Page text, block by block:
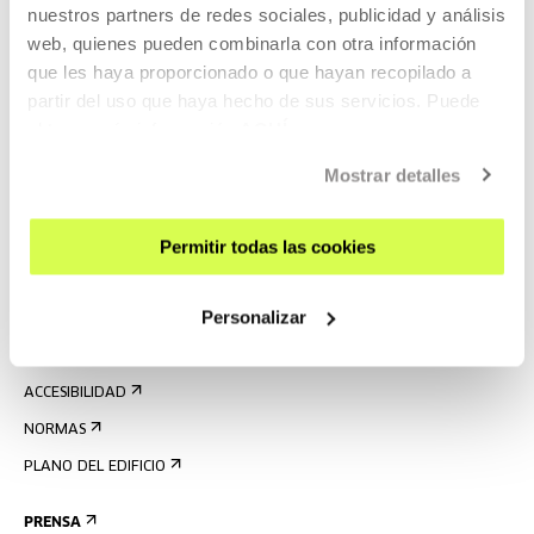
nuestros partners de redes sociales, publicidad y análisis
web, quienes pueden combinarla con otra información
que les haya proporcionado o que hayan recopilado a
partir del uso que haya hecho de sus servicios. Puede
Mostrar detalles
Permitir todas las cookies
Personalizar
CONTACTO Y HORARIOS
ACCESIBILIDAD
NORMAS
PLANO DEL EDIFICIO
PRENSA